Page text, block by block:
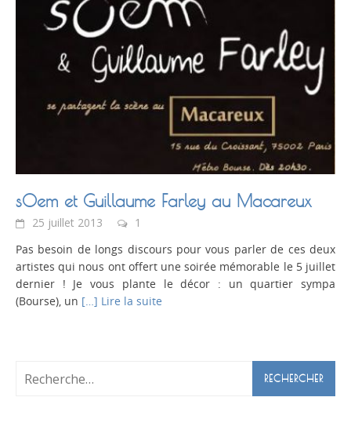
sOem et Guillaume Farley au Macareux
25 juillet 2013
1
Pas besoin de longs discours pour vous parler de ces deux
artistes qui nous ont offert une soirée mémorable le 5 juillet
dernier ! Je vous plante le décor : un quartier sympa
(Bourse), un […] Lire la suite
Rechercher :